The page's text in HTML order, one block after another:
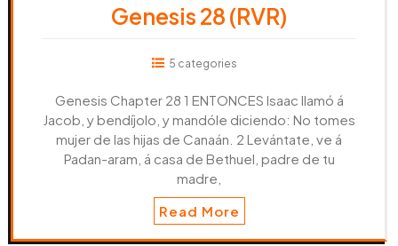
Genesis 28 (RVR)
5 categories
Genesis Chapter 28 1 ENTONCES Isaac llamó á
Jacob, y bendíjolo, y mandóle diciendo: No tomes
mujer de las hijas de Canaán. 2 Levántate, ve á
Padan-aram, á casa de Bethuel, padre de tu
madre,
Read More